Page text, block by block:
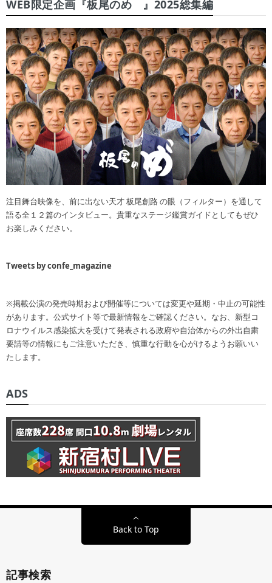
WEB限定企画『板尾のめ゙』2025総集編
注目舞台映像を、前に出ない天才 板尾創路 の眼（フィルター）を通して
語る全１２篇のインタビュー。貴重なステージ鑑賞ガイドとしてもぜひ
お楽しみください。
Tweets by confe_magazine
※掲載公演の発売時期および開催等については変更や延期・中止の可能性
があります。公式サイト等で最新情報をご確認ください。なお、新型コ
ロナウイルス感染拡大を受けて発表される政府や自治体からの外出自粛
要請等の情報にもご注意いただき、慎重な行動を心がけるようお願いい
たします。
ADS
Back to Top
記事検索